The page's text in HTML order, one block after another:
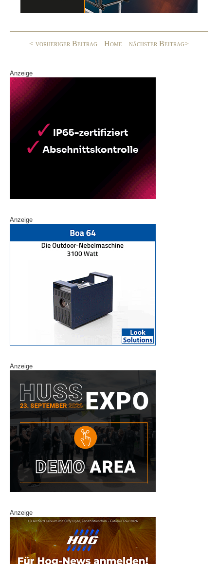
o< vorheriger Beitrag Home nächster Beitrag>
Anzeige
Anzeige
Anzeige
Anzeige